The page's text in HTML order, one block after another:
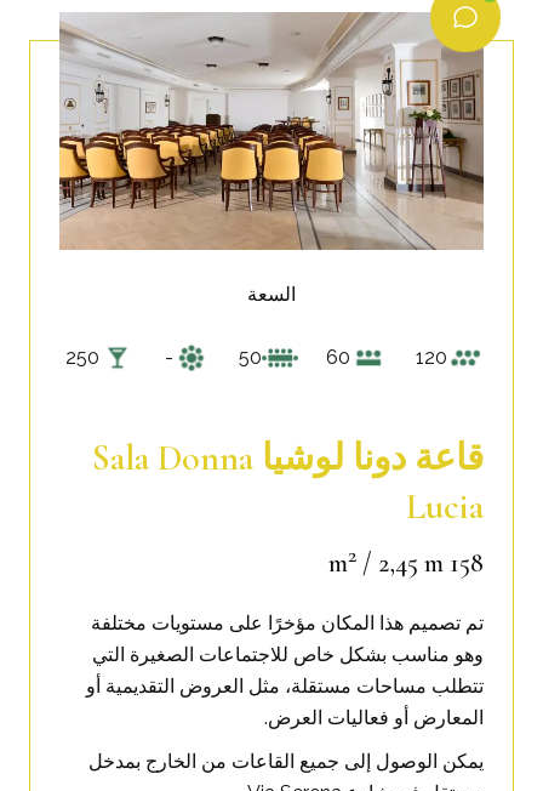
قاعة دونا لوشيا Sala Donna
Lucia
158 m
2 / 2,45 m
تم تصميم هذا المكان مؤخرًا على مستويات مختلفة
وهو مناسب بشكل خاص للاجتماعات الصغيرة التي
تتطلب مساحات مستقلة، مثل العروض التقديمية أو
المعارض أو فعاليات العرض.
يمكن الوصول إلى جميع القاعات من الخارج بمدخل
السعة
120
60
50
-
250